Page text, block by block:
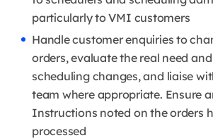
particularly to VMI customers
Handle customer enquiries to
orders, evaluate the real need
scheduling changes, and liaise
team where appropriate. Ensure
Instructions noted on the orders
processed